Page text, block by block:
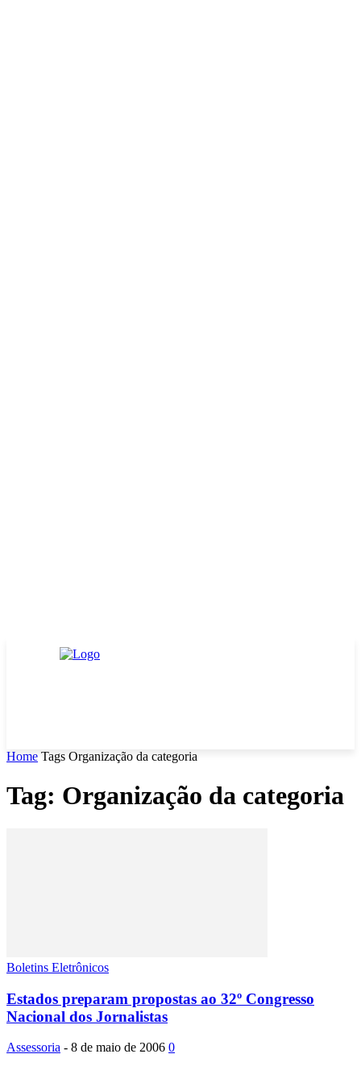
Home Tags Organização da categoria
Tag: Organização da categoria
Boletins Eletrônicos
Estados preparam propostas ao 32º Congresso
Nacional dos Jornalistas
Assessoria - 8 de maio de 2006 0